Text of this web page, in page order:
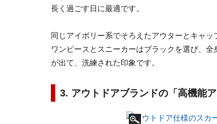
長く過ごす日に最適です。
同じアイボリー系でそろえたアウターとキャ
ワンピースとスニーカーはブラックを選び、
が出て、洗練された印象です。
3. アウトドアブランドの「高機能